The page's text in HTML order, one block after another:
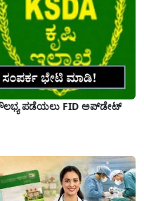
ಸೌಲಭ್ಯ ಪಡೆಯಲು FID ಅಪ್‌ಡೇಟ್